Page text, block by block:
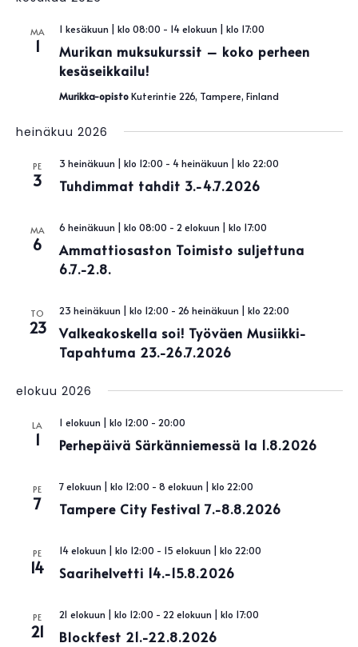
MA
1
Murikan muksukurssit – koko perheen
kesäseikkailu!
1 kesäkuun | klo 08:00 - 14 elokuun | klo 17:00
Murikka-opistoKuterintie 226, Tampere, Finland
heinäkuu 2026
PE
3 Tuhdimmat tahdit 3.-4.7.2026
3 heinäkuun | klo 12:00 - 4 heinäkuun | klo 22:00
MA
6
Ammattiosaston Toimisto suljettuna
6.7.-2.8.
6 heinäkuun | klo 08:00 - 2 elokuun | klo 17:00
TO
23
Valkeakoskella soi! Työväen Musiikki-
Tapahtuma 23.-26.7.2026
23 heinäkuun | klo 12:00 - 26 heinäkuun | klo 22:00
elokuu 2026
LA
1 Perhepäivä Särkänniemessä la 1.8.2026
1 elokuun | klo 12:00 - 20:00
PE
7 Tampere City Festival 7.-8.8.2026
7 elokuun | klo 12:00 - 8 elokuun | klo 22:00
PE
14 Saarihelvetti 14.-15.8.2026
14 elokuun | klo 12:00 - 15 elokuun | klo 22:00
PE
21 Blockfest 21.-22.8.2026
21 elokuun | klo 12:00 - 22 elokuun | klo 17:00